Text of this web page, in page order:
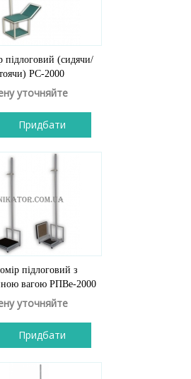
підлоговий (сидячи/
РС-2000
уточняйте
Придбати
підлоговий з
вагою РПВе-2000
уточняйте
Придбати